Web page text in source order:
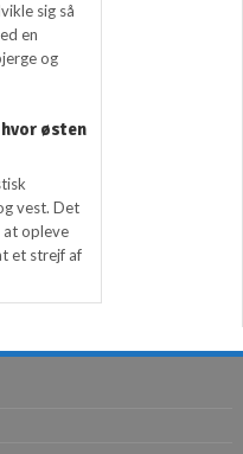
sig så
en
og
østen
vest. Det
opleve
et strejf af